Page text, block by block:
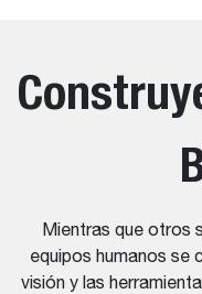
Mientras que otros
equipos humanos se
visión y las